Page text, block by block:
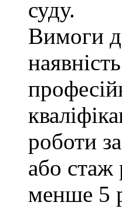
суду.
Вимоги
роботи
або стаж
менше 5